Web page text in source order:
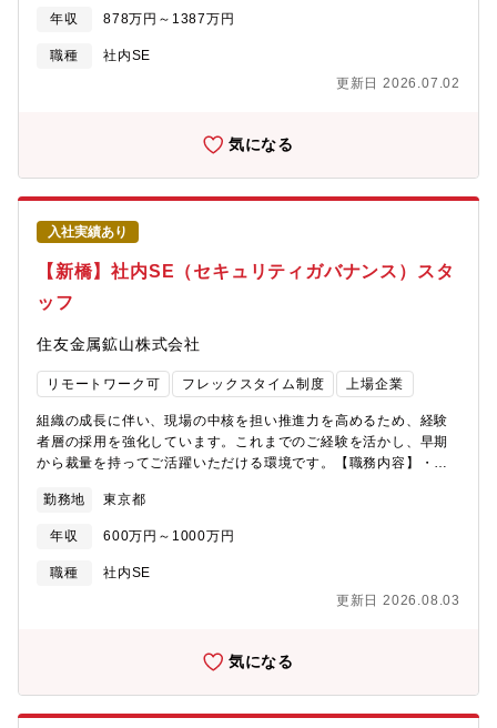
す。このプロセス構築・展開を通じて、自社の開発エンジニアに
新たな成長機会も提供し、AIエージェントとエンジニアが一緒に
いくことを期待しています。◆使用する開発言語・ソフト・装置/
Claudeなど）- クラウドインフラ：AWS、Azure■ プロジェク
ト・タスク管理- Jira / Redmine / Slack など■ その他- M365◆こ
の仕事の魅力① あなたが持つソフトウェア開発の実践経験や、進
化が著しいAI技術の知見を活用して、開発スピードと品質を異次
元のレベルで両立させる新たなソフトウェア開発プロセスの構築
に貢献できます-開発の現場に存在する過去の組込み開発技術資産
を活用させることで、FA分野の商品で求められる性能品質を担保
できるAI駆動開発を実現し、自社の開発競争力を飛躍的に高める
ことに貢献できます。それによりお客様の様々な課題解決に貢献
す。② 技術的挑戦と最先端技術への関与ができます-生成AI、AIエ
に挑戦できます。-これらの技術開発を通じて、ご自身のキャリア
機会があります-AI活用したプロセス革新に取り組まれている商品
群ごとに分かれている多様な経験を持たれたソフト開発エンジニ
アとの交流なども交えて、ご自身のキャリア形成・成長の機会を
得ることができます。
や志向に応じて、以下のいずれかまたは複数領域を中心に担当し
ます。■コーポレート/バックオフィス領域におけるシステム開
発、それら技術全般を統括するテックリード、システムアーキテ
社業務自動化、プロビジョニング、権限変更の完全自動化・SSO/
素認証、PIMなどのポリシー設計と運用・権限ガバナンス
（IGA）：ロール/RBAC/ABAC/PBAC設計、SoD（職務分掌）と
監査ログ整備・内製開発/自動化：Slack/Workday/各種SaaSでの
申請・承認・棚卸の自動化、問い合わせ自動応答ボット、SaaS設
定の標準化・ドリフト検知・IaC/標準化：Terraform/GitHubで
IdP・SaaS連携のコード化、開発環境、開発手順の確立・セキュ
リティ協業：ゼロトラスト方針・検知/対応・監査要求に合致する
運用をセキュリティ・監査・法務と合意形成・チーム技術リー
ド：技術選定、アーキテクチャー設計、レビュー、課題優先度付
社共通で利用するコーポレートITインフラの企画、設計・構築、
運用・ゼロトラストセキュリティを目指したITインフラ基盤の構
築や、クラウドサービスのInfrastructure as Code化を推進・
Intuneを利用したゼロタッチキッティング環境の構築・SaaSサー
ビスの設定・変更管理■オフィスネットワーク全社共通のコーポレ
ートITのうち、特に「各拠点のオフィスネットワーク」に関する
企画、設計・構築、運用・新オフィスネットワークの設計・構
築・ゼロトラストネットワークなどの新規ソリューションの検
EXのシンプル化を目指し、社内情報システムを担当事業戦略・課
題解決のため、業務システムに対する要件定義からリリースまで
「Eight」事業における顧客・請求管理基盤システムのプロジェク
年収 878万円～1387万円
職種
社内SE
更新日 2026.07.02
気になる
入社実績あり
【新橋】社内SE（セキュリティガバナンス）スタ
ッフ
住友金属鉱山株式会社
リモートワーク可 フレックスタイム制度 上場企業
組織の成長に伴い、現場の中核を担い推進力を高めるため、経験
者層の採用を強化しています。これまでのご経験を活かし、早期
から裁量を持ってご活躍いただける環境です。【職務内容】・国
用業務具体例：認証サーバの監視設計、インターネットセキュリ
ティ展開、セキュリティインシデント対応マニュアル作成、メー
ルセキュリティ強化、セキュリティソフト更新計画策定 など【ポ
ジションの魅力】・自分の仕事が「会社グループのセキュリティ
す。・ITセキュリティは日々新たな脅威が登場し、技術も進化し
身も常に成長できる環境です。【キャリアパス】・様々な施策遂
行を通して、企画から運用まで幅広い業務に携わっていただきま
す。・その後情報セキュリティマネージャーとして、組織全体の
セキュリティ戦略策定・運用を行っていただきます。・組織マネ
勤務地 東京都
年収 600万円～1000万円
職種
社内SE
更新日 2026.08.03
気になる